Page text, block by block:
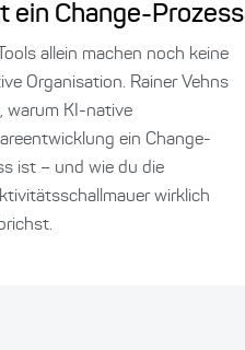
ein Change-Prozess
allein machen noch keine
Organisation. Rainer Vehns
warum KI-native
ein Change-
ist – und wie du die
wirklich